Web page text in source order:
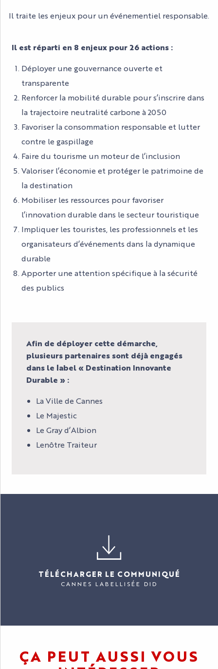
Il traite les enjeux pour un événementiel responsable.
Il est réparti en 8 enjeux pour 26 actions :
Déployer une gouvernance ouverte et
transparente
Renforcer la mobilité durable pour s’inscrire dans
la trajectoire neutralité carbone à 2050
Favoriser la consommation responsable et lutter
contre le gaspillage
Faire du tourisme un moteur de l’inclusion
Valoriser l’économie et protéger le patrimoine de
la destination
Mobiliser les ressources pour favoriser
l’innovation durable dans le secteur touristique
Impliquer les touristes, les professionnels et les
organisateurs d’événements dans la dynamique
durable
Apporter une attention spécifique à la sécurité
des publics
Afin de déployer cette démarche,
plusieurs partenaires sont déjà engagés
dans le label « Destination Innovante
Durable » :
La Ville de Cannes
Le Majestic
Le Gray d’Albion
Lenôtre Traiteur
TÉLÉCHARGER LE COMMUNIQUÉ
CANNES LABELLISÉE DID
ÇA PEUT AUSSI VOUS